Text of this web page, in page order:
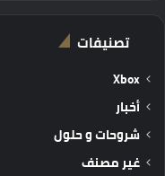
تصنيفات
Xbox
أخبار
شروحات و حلول
غير مصنف